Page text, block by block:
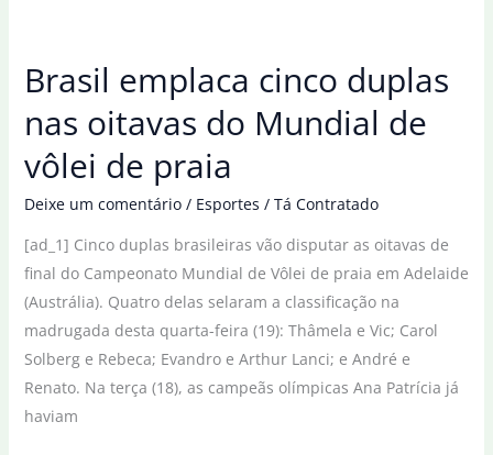
cinco
condenam
ataque
Venezuela
Brasil emplaca cinco duplas
nas oitavas do Mundial de
vôlei de praia
Deixe um comentário / Esportes / Tá Contratado
[ad_1] Cinco duplas brasileiras vão disputar as oitavas de
final do Campeonato Mundial de Vôlei de praia em Adelaide
(Austrália). Quatro delas selaram a classificação na
madrugada desta quarta-feira (19): Thâmela e Vic; Carol
Solberg e Rebeca; Evandro e Arthur Lanci; e André e
Renato. Na terça (18), as campeãs olímpicas Ana Patrícia já
haviam